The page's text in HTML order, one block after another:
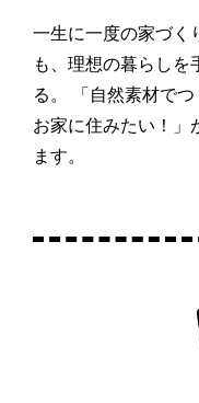
一生に一度の家づく
も、理想の暮らし
る。 「自然素材で
お家に住みたい！」
ます。